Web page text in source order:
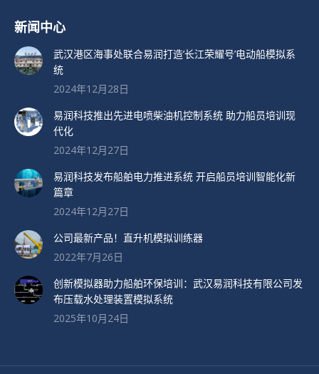
新闻中心
武汉港区海事处联合易润打造’长江荣耀号’电动船模拟系
统
2024年12月28日
易润科技推出先进电喷柴油机控制系统 助力船员培训现
代化
2024年12月27日
易润科技发布船舶电力推进系统 开启船员培训智能化新
篇章
2024年12月27日
公司最新产品！直升机模拟训练器
2022年7月26日
创新模拟器助力船舶环保培训：武汉易润科技有限公司发
布压载水处理装置模拟系统
2025年10月24日